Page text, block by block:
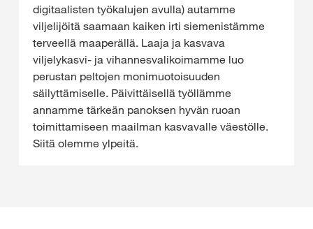
digitaalisten työkalujen avulla) autamme
viljelijöitä saamaan kaiken irti siemenistämme
terveellä maaperällä. Laaja ja kasvava
viljelykasvi- ja vihannesvalikoimamme luo
perustan peltojen monimuotoisuuden
säilyttämiselle. Päivittäisellä työllämme
annamme tärkeän panoksen hyvän ruoan
toimittamiseen maailman kasvavalle väestölle.
Siitä olemme ylpeitä.